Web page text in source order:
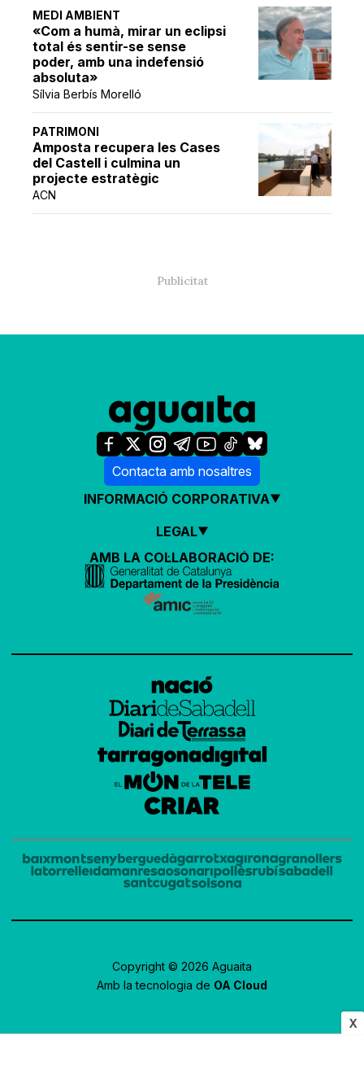
X
MEDI AMBIENT
«Com a humà, mirar un eclipsi
total és sentir-se sense
poder, amb una indefensió
absoluta»
Sílvia Berbís Morelló
PATRIMONI
Amposta recupera les Cases
del Castell i culmina un
projecte estratègic
ACN
Contacta amb nosaltres
INFORMACIÓ CORPORATIVA
LEGAL
AMB LA COL·LABORACIÓ DE:
Copyright © 2026 Aguaita
Amb la tecnologia de OA Cloud